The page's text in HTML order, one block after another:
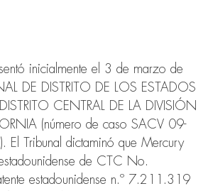
inicialmente el 3 de marzo de
DE DISTRITO DE LOS ESTADOS
CENTRAL DE LA DIVISIÓN
(número de caso SACV 09-
El Tribunal dictaminó que Mercury
de CTC No.
estadounidense n.º 7.211.319